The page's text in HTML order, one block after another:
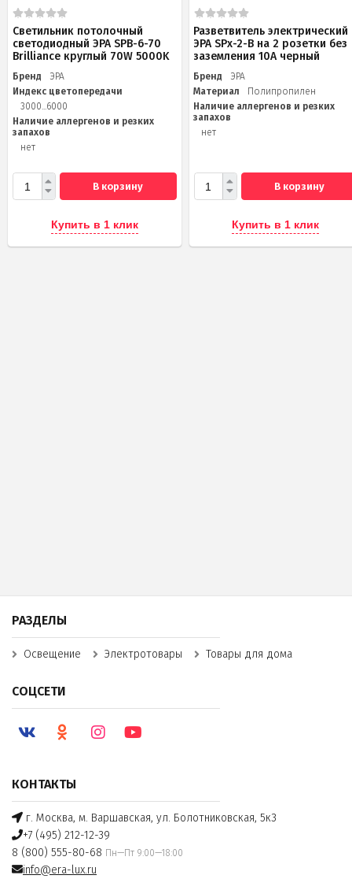
Светильник потолочный
светодиодный ЭРА SPB-6-70
Brilliance круглый 70W 5000K
Бренд
ЭРА
Индекс цветопередачи
3000...6000
Наличие аллергенов и резких
запахов
нет
В корзину
Купить в 1 клик
Разветвитель электрический
ЭРА SPx-2-B на 2 розетки без
заземления 10А черный
Бренд
ЭРА
Материал
Полипропилен
Наличие аллергенов и резких
запахов
нет
В корзину
Купить в 1 клик
КОНТАКТЫ
г. Москва, м. Варшавская, ул. Болотниковская, 5к3
+7 (495) 212-12-39
8 (800) 555-80-68 Пн—Пт 9:00—18:00
info@era-lux.ru
РАЗДЕЛЫ
Освещение Электротовары Товары для дома
СОЦСЕТИ